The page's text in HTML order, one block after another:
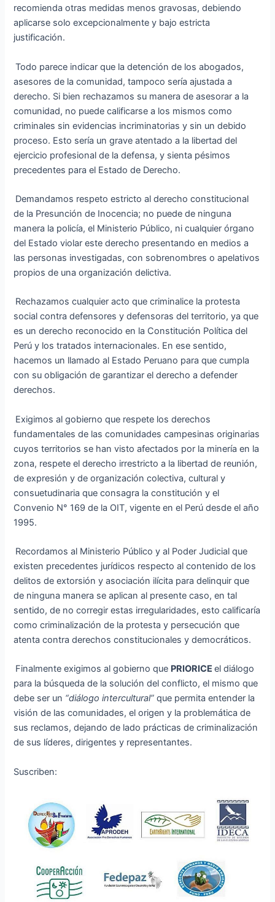
recomienda otras medidas menos gravosas, debiendo
aplicarse solo excepcionalmente y bajo estricta
justificación.
Todo parece indicar que la detención de los abogados,
asesores de la comunidad, tampoco sería ajustada a
derecho. Si bien rechazamos su manera de asesorar a la
comunidad, no puede calificarse a los mismos como
criminales sin evidencias incriminatorias y sin un debido
proceso. Esto sería un grave atentado a la libertad del
ejercicio profesional de la defensa, y sienta pésimos
precedentes para el Estado de Derecho.
Demandamos respeto estricto al derecho constitucional
de la Presunción de Inocencia; no puede de ninguna
manera la policía, el Ministerio Público, ni cualquier órgano
del Estado violar este derecho presentando en medios a
las personas investigadas, con sobrenombres o apelativos
propios de una organización delictiva.
Rechazamos cualquier acto que criminalice la protesta
social contra defensores y defensoras del territorio, ya que
es un derecho reconocido en la Constitución Política del
Perú y los tratados internacionales. En ese sentido,
hacemos un llamado al Estado Peruano para que cumpla
con su obligación de garantizar el derecho a defender
derechos.
Exigimos al gobierno que respete los derechos
fundamentales de las comunidades campesinas originarias
cuyos territorios se han visto afectados por la minería en la
zona, respete el derecho irrestricto a la libertad de reunión,
de expresión y de organización colectiva, cultural y
consuetudinaria que consagra la constitución y el
Convenio N° 169 de la OIT, vigente en el Perú desde el año
1995.
Recordamos al Ministerio Público y al Poder Judicial que
existen precedentes jurídicos respecto al contenido de los
delitos de extorsión y asociación ilícita para delinquir que
de ninguna manera se aplican al presente caso, en tal
sentido, de no corregir estas irregularidades, esto calificaría
como criminalización de la protesta y persecución que
atenta contra derechos constitucionales y democráticos.
Finalmente exigimos al gobierno que PRIORICEel diálogo
para la búsqueda de la solución del conflicto, el mismo que
debe ser un “diálogo intercultural” que permita entender la
visión de las comunidades, el origen y la problemática de
sus reclamos, dejando de lado prácticas de criminalización
de sus líderes, dirigentes y representantes.
Suscriben: